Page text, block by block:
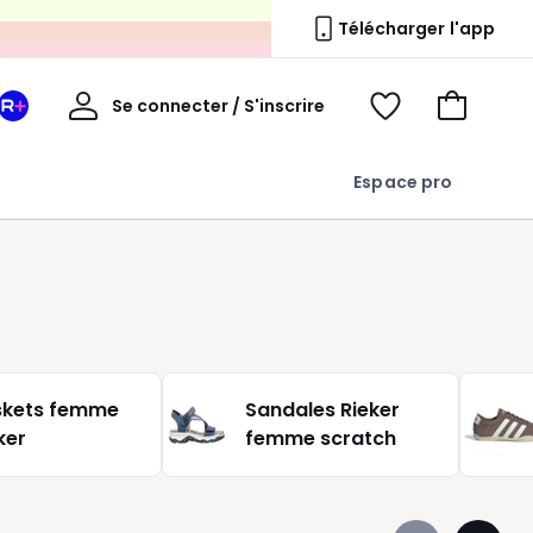
Télécharger l'app
Espace pro
Mon
Se connecter / S'inscrire
Mon
Voir
Voir
femme
Sandales Rieker
femme scratch